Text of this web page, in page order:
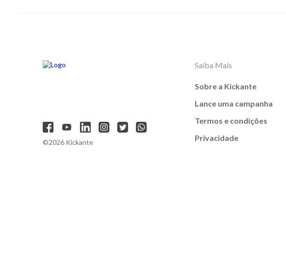
©2026 Kickante
Saiba Mais
Sobre a Kickante
Lance uma campanha
Termos e condições
Privacidade